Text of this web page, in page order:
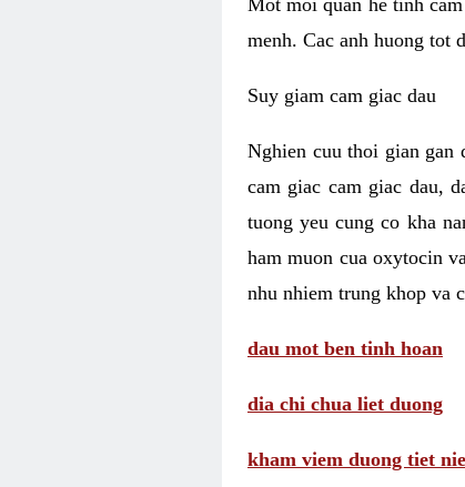
Mot moi quan he tinh
menh. Cac anh huong tot
Suy giam cam giac dau
Nghien cuu thoi gian gan
cam giac cam giac dau,
tuong yeu cung co kha
ham muon cua oxytocin
nhu nhiem trung khop va
dau mot ben tinh hoan
dia chi chua liet duong
kham viem duong tiet